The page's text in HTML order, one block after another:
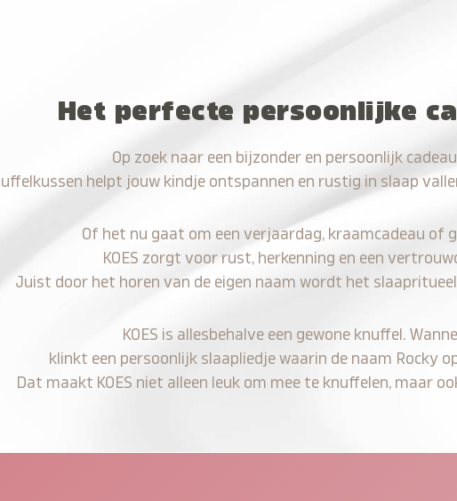
Het perfecte persoonlijke
Op zoek naar een bijzonder en persoonlijk
helpt jouw kindje ontspannen en rustig in slaap
Of het nu gaat om een verjaardag, kraamcadeau of
KOES zorgt voor rust, herkenning en een
Juist door het horen van de eigen naam wordt het
KOES is allesbehalve een gewone knuffel.
klinkt een persoonlijk slaapliedje waarin de naam Rocky
Dat maakt KOES niet alleen leuk om mee te knuffelen, maar